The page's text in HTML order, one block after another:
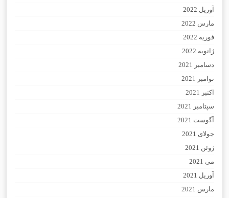
آوریل 2022
مارس 2022
فوریه 2022
ژانویه 2022
دسامبر 2021
نوامبر 2021
اکتبر 2021
سپتامبر 2021
آگوست 2021
جولای 2021
ژوئن 2021
می 2021
آوریل 2021
مارس 2021